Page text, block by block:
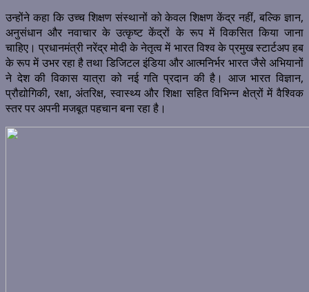
उन्होंने कहा कि उच्च शिक्षण संस्थानों को केवल शिक्षण केंद्र नहीं, बल्कि ज्ञान,
अनुसंधान और नवाचार के उत्कृष्ट केंद्रों के रूप में विकसित किया जाना
चाहिए। प्रधानमंत्री नरेंद्र मोदी के नेतृत्व में भारत विश्व के प्रमुख स्टार्टअप हब
के रूप में उभर रहा है तथा डिजिटल इंडिया और आत्मनिर्भर भारत जैसे अभियानों
ने देश की विकास यात्रा को नई गति प्रदान की है। आज भारत विज्ञान,
प्रौद्योगिकी, रक्षा, अंतरिक्ष, स्वास्थ्य और शिक्षा सहित विभिन्न क्षेत्रों में वैश्विक
स्तर पर अपनी मजबूत पहचान बना रहा है।